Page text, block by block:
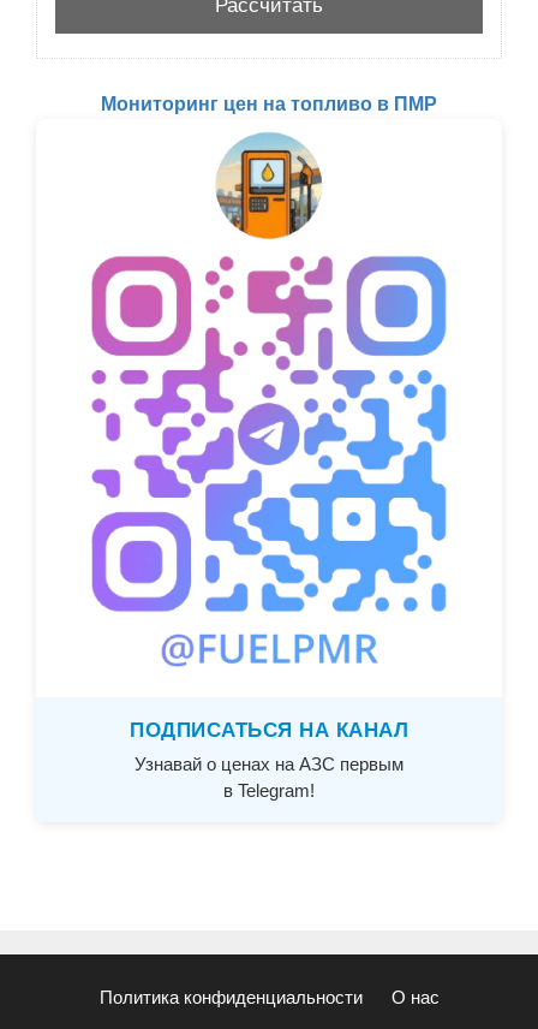
Мониторинг цен на топливо в ПМР
ПОДПИСАТЬСЯ НА КАНАЛ
Узнавай о ценах на АЗС первым
в Telegram!
Политика конфиденциальности О нас